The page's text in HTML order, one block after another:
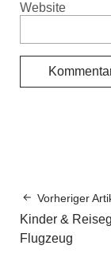
Website
Vorheriger
Kinder &
Flugzeug